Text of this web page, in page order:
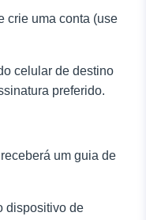
crie uma conta (use
celular de destino
preferido.
um guia de
dispositivo de